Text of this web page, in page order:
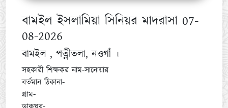
বামইল ইসলামিয়া সিনিয়র মাদরাসা 07-
08-2026
বামইল , পত্নীতলা, নওগাঁ ।
সহকারী শিক্ষকর নাম-সানোয়ার
বর্তমান ঠিকানা-
গ্রাম-